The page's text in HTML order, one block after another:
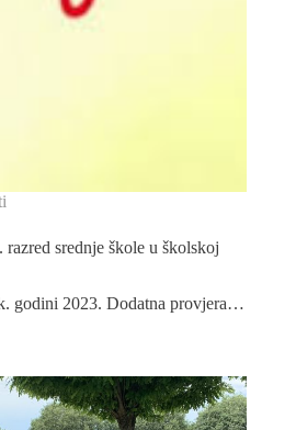
srednje škole u školskoj
godini 2023. Dodatna provjera…